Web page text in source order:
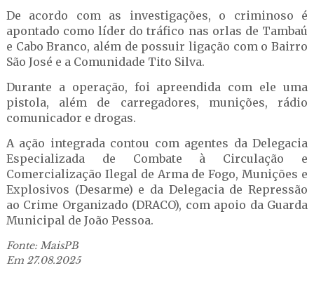
De acordo com as investigações, o criminoso é
apontado como líder do tráfico nas orlas de Tambaú
e Cabo Branco, além de possuir ligação com o Bairro
São José e a Comunidade Tito Silva.
Durante a operação, foi apreendida com ele uma
pistola, além de carregadores, munições, rádio
comunicador e drogas.
A ação integrada contou com agentes da Delegacia
Especializada de Combate à Circulação e
Comercialização Ilegal de Arma de Fogo, Munições e
Explosivos (Desarme) e da Delegacia de Repressão
ao Crime Organizado (DRACO), com apoio da Guarda
Municipal de João Pessoa.
Fonte: MaisPB
Em 27.08.2025